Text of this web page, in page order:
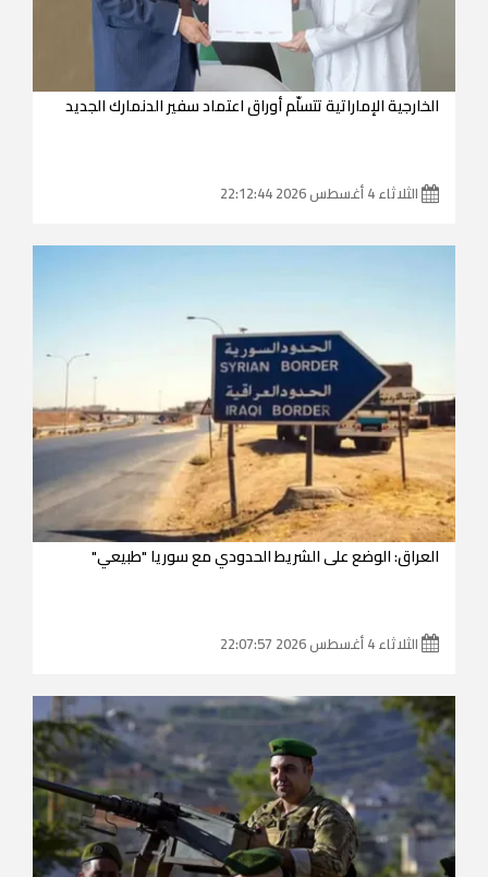
الخارجية الإماراتية تتسلّم أوراق اعتماد سفير الدنمارك الجديد
الثلاثاء 4 أغسطس 2026 22:12:44
العراق: الوضع على الشريط الحدودي مع سوريا "طبيعي"
الثلاثاء 4 أغسطس 2026 22:07:57